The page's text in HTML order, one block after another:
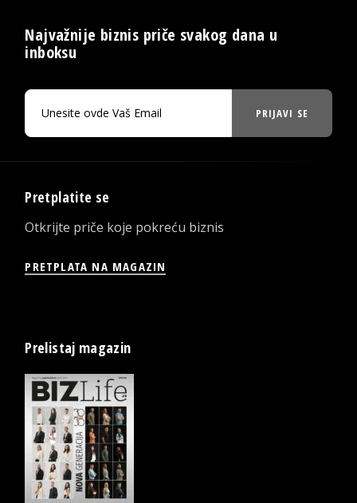
Najvažnije biznis priče svakog dana u
inboksu
PRIJAVI SE
Pretplatite se
Otkrijte priče koje pokreću biznis
PRETPLATA NA MAGAZIN
Prelistaj magazin